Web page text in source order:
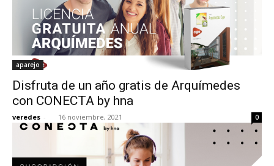
aparejo
Disfruta de un año gratis de Arquímedes
con CONECTA by hna
veredes - 16 noviembre, 2021 0